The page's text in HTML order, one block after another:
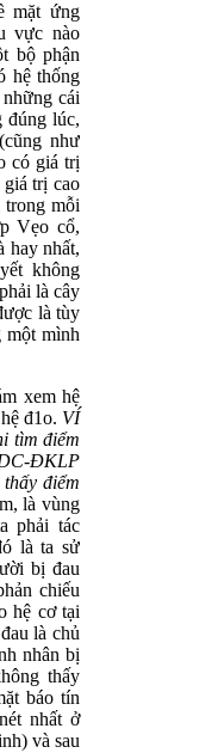
mặt ứng
vực nào
bộ phận
hệ thống
cái
đúng lúc,
như
có giá trị
trị cao
mỗi
Vẹo cổ,
hay nhất,
không
là cây
là tùy
một mình
xem hệ
đ1o. VÍ
tìm điểm
ĐKLP
điểm
là vùng
phải tác
là ta sử
bị đau
chiếu
hệ cơ tại
là chủ
nhân bị
thấy
báo tín
nhất ở
và sau